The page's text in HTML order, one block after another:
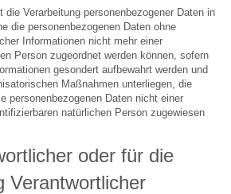
die Verarbeitung personenbezogener Daten in
die personenbezogenen Daten ohne
Informationen nicht mehr einer
Person zugeordnet werden können, sofern
gesondert aufbewahrt werden und
Maßnahmen unterliegen, die
personenbezogenen Daten nicht einer
natürlichen Person zugewiesen
oder für die
Verantwortlicher